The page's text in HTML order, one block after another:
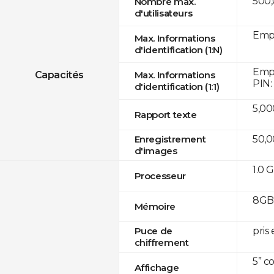
Capacités
d'utilisateurs
Max. Informations
d'identification (1:N)
Max. Informations
d'identification (1:1)
Rapport texte
Enregistrement
d'images
Processeur
Mémoire
Puce de
chiffrement
Affichage
1.0
pris
5”